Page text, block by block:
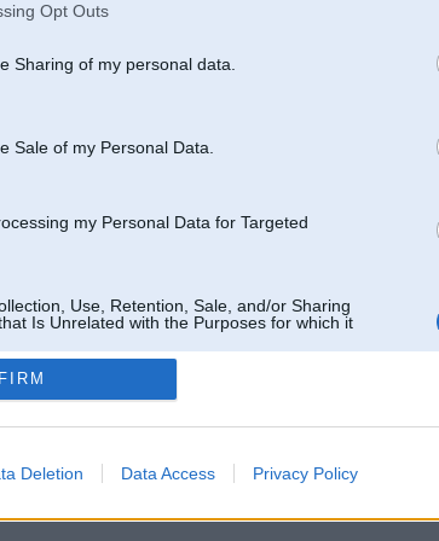
Opt Outs
Sharing of my personal data.
Sale of my Personal Data.
my Personal Data for Targeted
Use, Retention, Sale, and/or Sharing
Is Unrelated with the Purposes for which it
Deletion Data Access Privacy Policy